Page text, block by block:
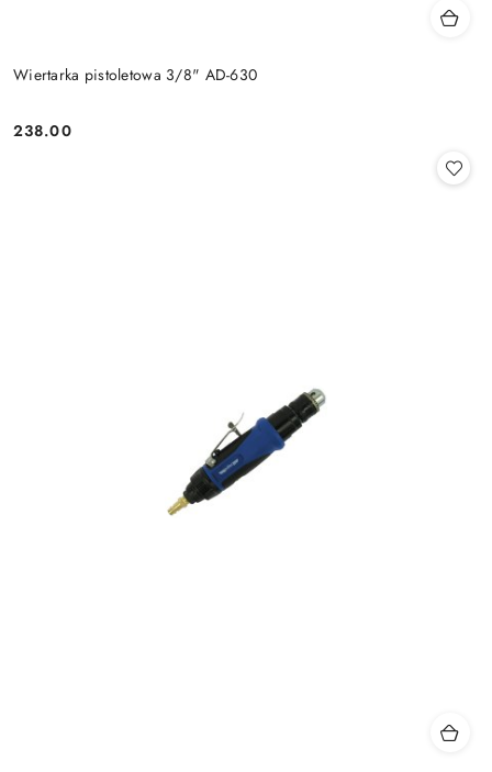
Wiertarka pistoletowa 3/8" AD-630
Cena:
238.00